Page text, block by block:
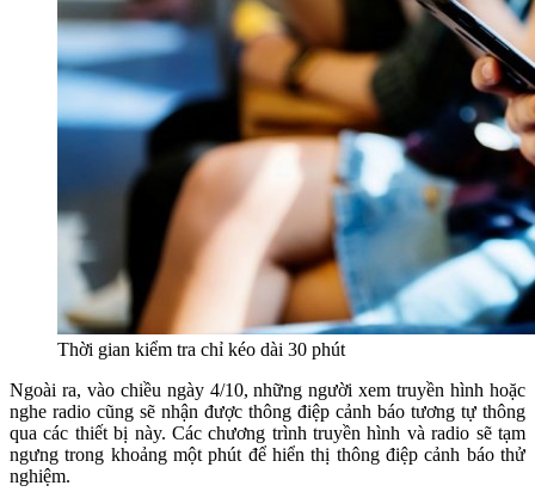
Thời gian kiểm tra chỉ kéo dài 30 phút
Ngoài ra, vào chiều ngày 4/10, những người xem truyền hình hoặc
nghe radio cũng sẽ nhận được thông điệp cảnh báo tương tự thông
qua các thiết bị này. Các chương trình truyền hình và radio sẽ tạm
ngưng trong khoảng một phút để hiển thị thông điệp cảnh báo thử
nghiệm.